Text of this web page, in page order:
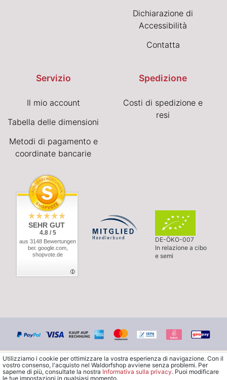
Dichiarazione di
Accessibilità
Contatta
Servizio
Il mio account
Tabella delle dimensioni
Metodi di pagamento e
coordinate bancarie
Spedizione
Costi di spedizione e
resi
SEHR GUT
4.8 / 5
aus 3148 Bewertungen
bei: google.com,
shopvote.de
DE-ÖKO-007
In relazione a cibo
e semi
Utilizziamo i cookie per ottimizzare la vostra esperienza di navigazione. Con il
vostro consenso, l'acquisto nel Waldorfshop avviene senza problemi. Per
saperne di più, consultate la nostra Informativa sulla privacy. Puoi modificare
le tue impostazioni in qualsiasi momento.